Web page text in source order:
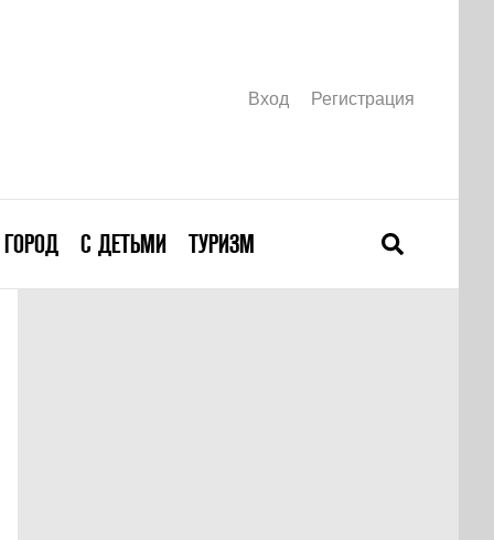
Вход Регистрация
ГОРОД С ДЕТЬМИ ТУРИЗМ